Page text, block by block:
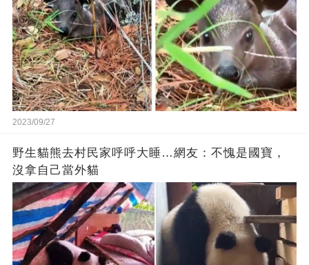
2023/09/27
野生貓熊去村民家呼呼大睡…網友：不愧是國寶，
沒拿自己當外貓